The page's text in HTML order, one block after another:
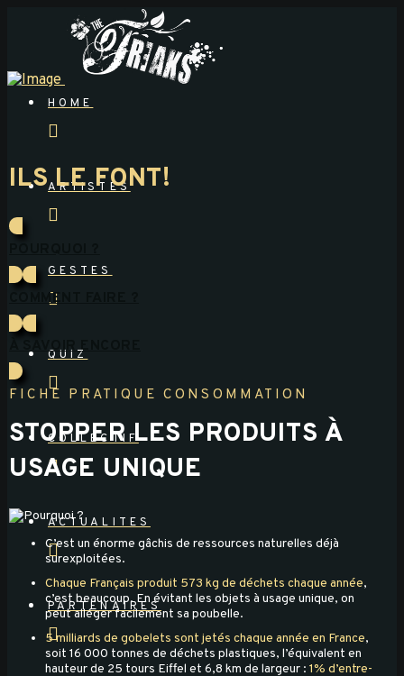
HOME
ARTISTES
GESTES
QUIZ
COLLECTIF
ACTUALITES
PARTENAIRES
ILS LE FONT!
COMMENT FAIRE ?
À SAVOIR ENCORE
FICHE PRATIQUE CONSOMMATION
STOPPER LES PRODUITS À
USAGE UNIQUE
C’est un énorme gâchis de ressources naturelles déjà
surexploitées.
Chaque Français produit 573 kg de déchets chaque année,
c’est beaucoup. En évitant les objets à usage unique, on
peut alléger facilement sa poubelle.
5 milliards de gobelets sont jetés chaque année en France,
soit 16 000 tonnes de déchets plastiques, l’équivalent en
hauteur de 25 tours Eiffel et 6,8 km de largeur : 1% d’entre-